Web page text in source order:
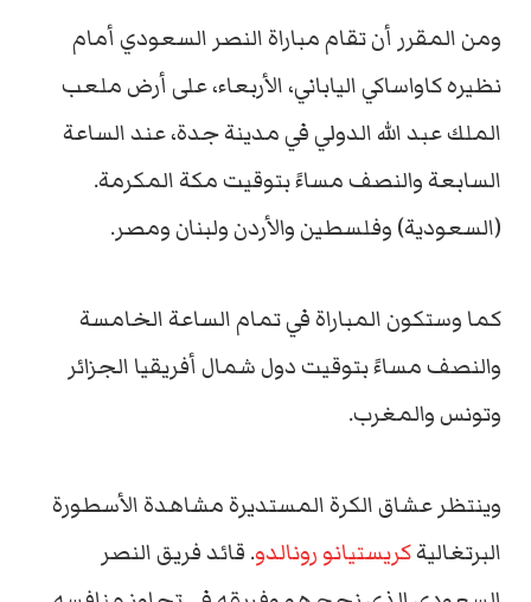
ومن المقرر أن تقام مباراة النصر السعودي أمام
نظيره كاواساكي الياباني، الأربعاء، على أرض ملعب
الملك عبد الله الدولي في مدينة جدة، عند الساعة
السابعة والنصف مساءً بتوقيت مكة المكرمة.
(السعودية) وفلسطين والأردن ولبنان ومصر.
كما وستكون المباراة في تمام الساعة الخامسة
والنصف مساءً بتوقيت دول شمال أفريقيا الجزائر
وتونس والمغرب.
وينتظر عشاق الكرة المستديرة مشاهدة الأسطورة
البرتغاليةكريستيانو رونالدو. قائد فريق النصر